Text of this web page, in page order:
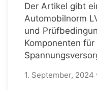
Der Artikel gibt
Automobilnorm
und
Komponenten
1. September, 2024